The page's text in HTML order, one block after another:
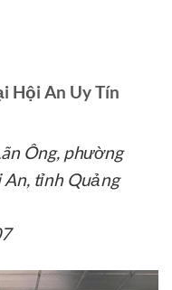
Hội An Uy Tín
Ông, phường
An, tỉnh Quảng